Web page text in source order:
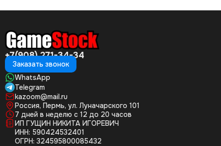
+7(908) 271-34-34
Заказать звонок
WhatsApp
Telegram
kazoom@mail.ru
Россия, Пермь, ул. Луначарского 101
7 дней в неделю с 12 до 20 часов
ИП ГУЩИН НИКИТА ИГОРЕВИЧ
ИНН: 590424532401
ОГРН: 324595800085432